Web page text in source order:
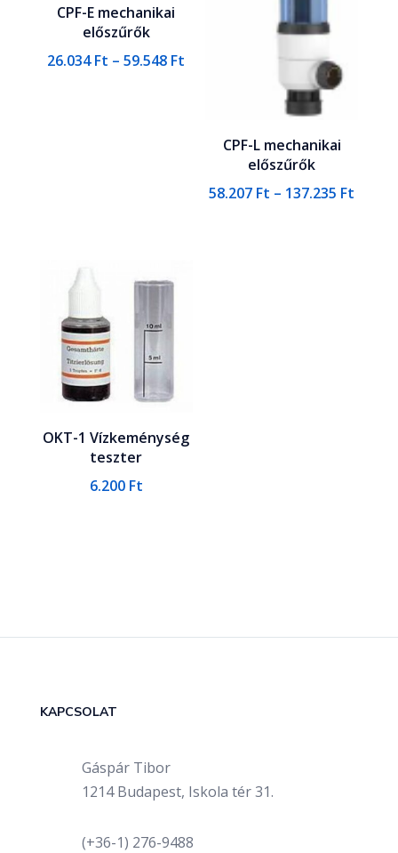
CPF-E mechanikai
előszűrők
26.034Ft – 59.548 Ft
CPF-L mechanikai
előszűrők
58.207 Ft – 137.235 Ft
OKT-1 Vízkeménység
teszter
6.200 Ft
KAPCSOLAT
Gáspár Tibor
1214 Budapest, Iskola tér 31.
(+36-1) 276-9488